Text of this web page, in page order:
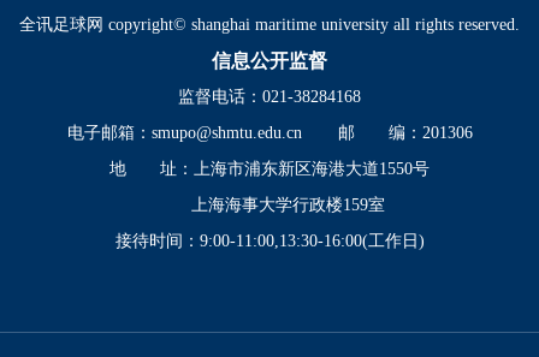
全讯足球网 copyright© shanghai maritime university all rights reserved.
信息公开监督
监督电话：021-38284168
电子邮箱： smupo@shmtu.edu.cn
邮 编：201306
地 址：上海市浦东新区海港大道1550号
上海海事大学行政楼159室
接待时间：9:00-11:00,13:30-16:00(工作日)